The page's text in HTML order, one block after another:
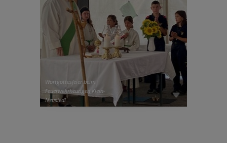
Wortgottesfeier beim
Feuerwehrheurigen Klein-
Neusiedl